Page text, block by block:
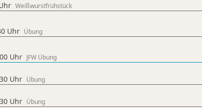
Weißwurstfrühstück
Uhr Übung
Uhr JFW Übung
Uhr Übung
Uhr Übung